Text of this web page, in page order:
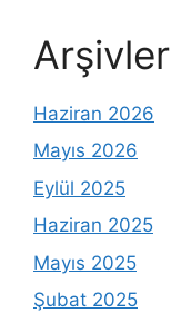
Arşivler
Haziran 2026
Mayıs 2026
Eylül 2025
Haziran 2025
Mayıs 2025
Şubat 2025